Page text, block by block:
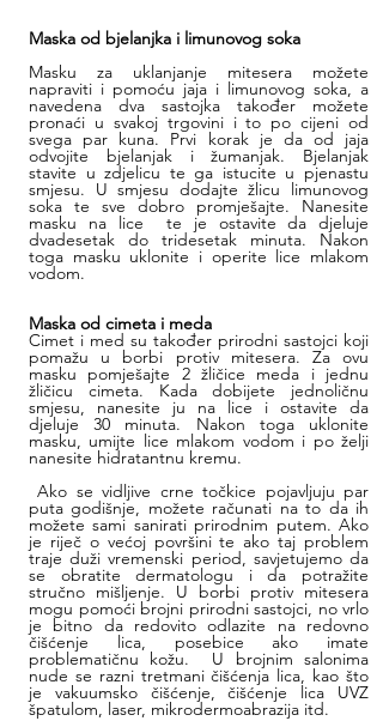
Maska od bjelanjka i limunovog soka
Masku za uklanjanje mitesera možete
napraviti i pomoću jaja i limunovog soka, a
navedena dva sastojka također možete
pronaći u svakoj trgovini i to po cijeni od
svega par kuna. Prvi korak je da od jaja
odvojite bjelanjak i žumanjak. Bjelanjak
stavite u zdjelicu te ga istucite u pjenastu
smjesu. U smjesu dodajte žlicu limunovog
soka te sve dobro promješajte. Nanesite
masku na lice  te je ostavite da djeluje
dvadesetak do tridesetak minuta. Nakon
toga masku uklonite i operite lice mlakom
vodom.
Maska od cimeta i meda
Cimet i med su također prirodni sastojci koji
pomažu u borbi protiv mitesera. Za ovu
masku pomješajte 2 žličice meda i jednu
žličicu cimeta. Kada dobijete jednoličnu
smjesu, nanesite ju na lice i ostavite da
djeluje 30 minuta. Nakon toga uklonite
masku, umijte lice mlakom vodom i po želji
nanesite hidratantnu kremu.
Ako se vidljive crne točkice pojavljuju par
puta godišnje, možete računati na to da ih
možete sami sanirati prirodnim putem. Ako
je riječ o većoj površini te ako taj problem
traje duži vremenski period, savjetujemo da
se obratite dermatologu i da potražite
stručno mišljenje. U borbi protiv mitesera
mogu pomoći brojni prirodni sastojci, no vrlo
je bitno da redovito odlazite na redovno
čišćenje lica, posebice ako imate
problematičnu kožu.  U brojnim salonima
nude se razni tretmani čišćenja lica, kao što
je vakuumsko čišćenje, čišćenje lica UVZ
špatulom, laser, mikrodermoabrazija itd.